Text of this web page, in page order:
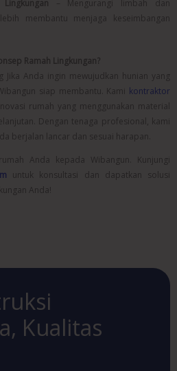
– Mengurangi limbah dan
membantu menjaga keseimbangan
Ramah Lingkungan?
Jika Anda ingin mewujudkan hunian yang
siap membantu. Kami kontraktor
rumah yang menggunakan material
Dengan tenaga profesional, kami
berjalan lancar dan sesuai harapan.
Anda kepada Wibangun
. Kunjungi
untuk konsultasi dan dapatkan solusi
Anda!
Kualitas